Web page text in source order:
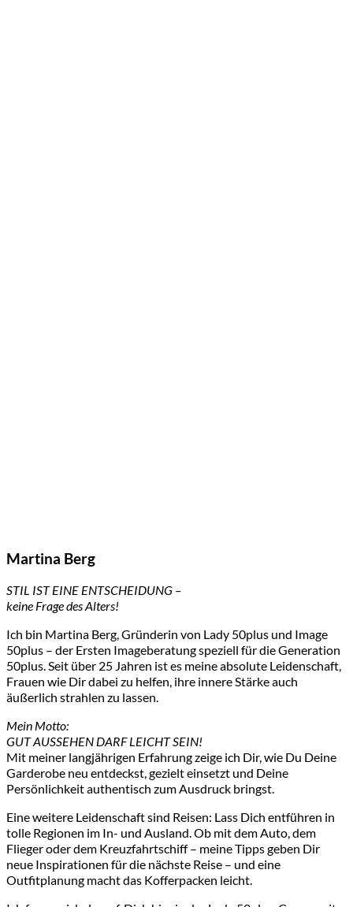
Martina Berg
STIL IST EINE ENTSCHEIDUNG –
keine Frage des Alters!
Ich bin Martina Berg, Gründerin von Lady 50plus und Image
50plus – der Ersten Imageberatung speziell für die Generation
50plus. Seit über 25 Jahren ist es meine absolute Leidenschaft,
Frauen wie Dir dabei zu helfen, ihre innere Stärke auch
äußerlich strahlen zu lassen.
Mein Motto:
GUT AUSSEHEN DARF LEICHT SEIN!
Mit meiner langjährigen Erfahrung zeige ich Dir, wie Du Deine
Garderobe neu entdeckst, gezielt einsetzt und Deine
Persönlichkeit authentisch zum Ausdruck bringst.
Eine weitere Leidenschaft sind Reisen: Lass Dich entführen in
tolle Regionen im In- und Ausland. Ob mit dem Auto, dem
Flieger oder dem Kreuzfahrtschiff – meine Tipps geben Dir
neue Inspirationen für die nächste Reise – und eine
Outfitplanung macht das Kofferpacken leicht.